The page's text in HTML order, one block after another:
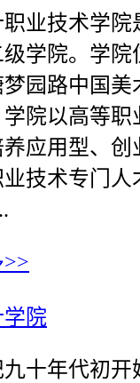
业技术学院
级学院。学院
园路中国美
院以高等职
应用型、创
技术专门人
>>
学院
十年代初开